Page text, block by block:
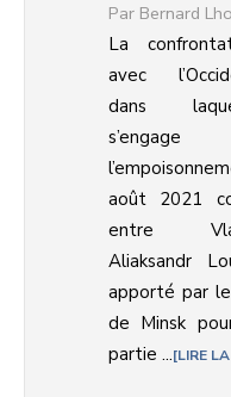
Bernard
La
avec
dans
août 2021
entre
Aliaksandr
apporté par
de Minsk
partie ... LIRE